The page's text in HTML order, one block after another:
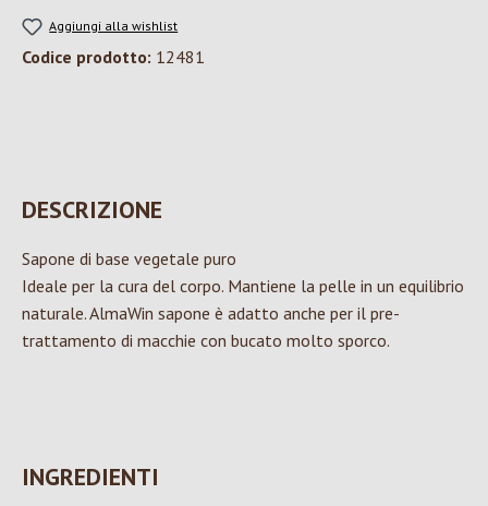
Aggiungi alla wishlist
Codice prodotto: 12481
DESCRIZIONE
Sapone di base vegetale puro
Ideale per la cura del corpo. Mantiene la pelle in un equilibrio
naturale. AlmaWin sapone è adatto anche per il pre-
trattamento di macchie con bucato molto sporco.
INGREDIENTI